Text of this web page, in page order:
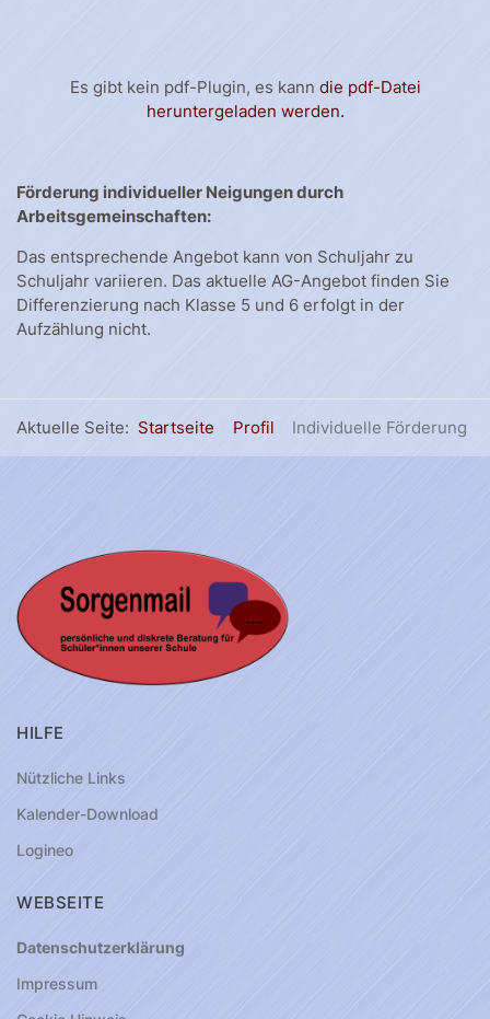
Es gibt kein pdf-Plugin, es kann die pdf-Datei
heruntergeladen werden.
Förderung individueller Neigungen durch
Arbeitsgemeinschaften:
Das entsprechende Angebot kann von Schuljahr zu
Schuljahr variieren. Das aktuelle AG-Angebot finden Sie
Differenzierung nach Klasse 5 und 6 erfolgt in der
Aufzählung nicht.
Aktuelle Seite: Startseite Profil Individuelle Förderung
HILFE
Nützliche Links
Kalender-Download
Logineo
WEBSEITE
Datenschutzerklärung
Impressum